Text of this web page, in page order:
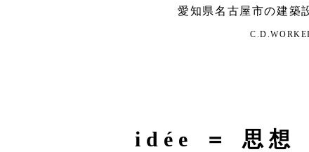
愛知県名古屋市の建築
idée ＝ 思想